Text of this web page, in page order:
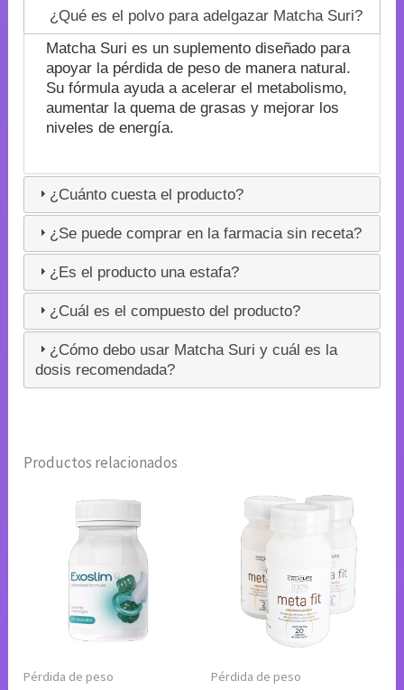
¿Qué es el polvo para adelgazar Matcha Suri?
Matcha Suri es un suplemento diseñado para
apoyar la pérdida de peso de manera natural.
Su fórmula ayuda a acelerar el metabolismo,
aumentar la quema de grasas y mejorar los
niveles de energía.
¿Cuánto cuesta el producto?
¿Se puede comprar en la farmacia sin receta?
¿Es el producto una estafa?
¿Cuál es el compuesto del producto?
¿Cómo debo usar Matcha Suri y cuál es la
dosis recomendada?
Productos relacionados
Pérdida de peso Pérdida de peso